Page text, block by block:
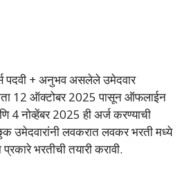
पदवी + अनुभव असलेले उमेदवार
12 ऑक्टोबर 2025 पासून ऑफलाईन
नोव्हेंबर 2025 ही अर्ज करण्याची
उमेदवारांनी लवकरात लवकर भरती मध्ये
भरतीची तयारी करावी.